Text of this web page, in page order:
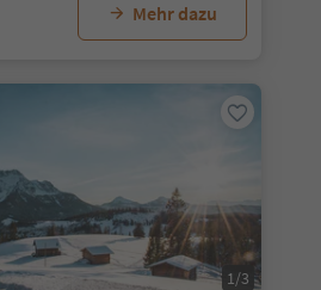
Mehr dazu
1/3